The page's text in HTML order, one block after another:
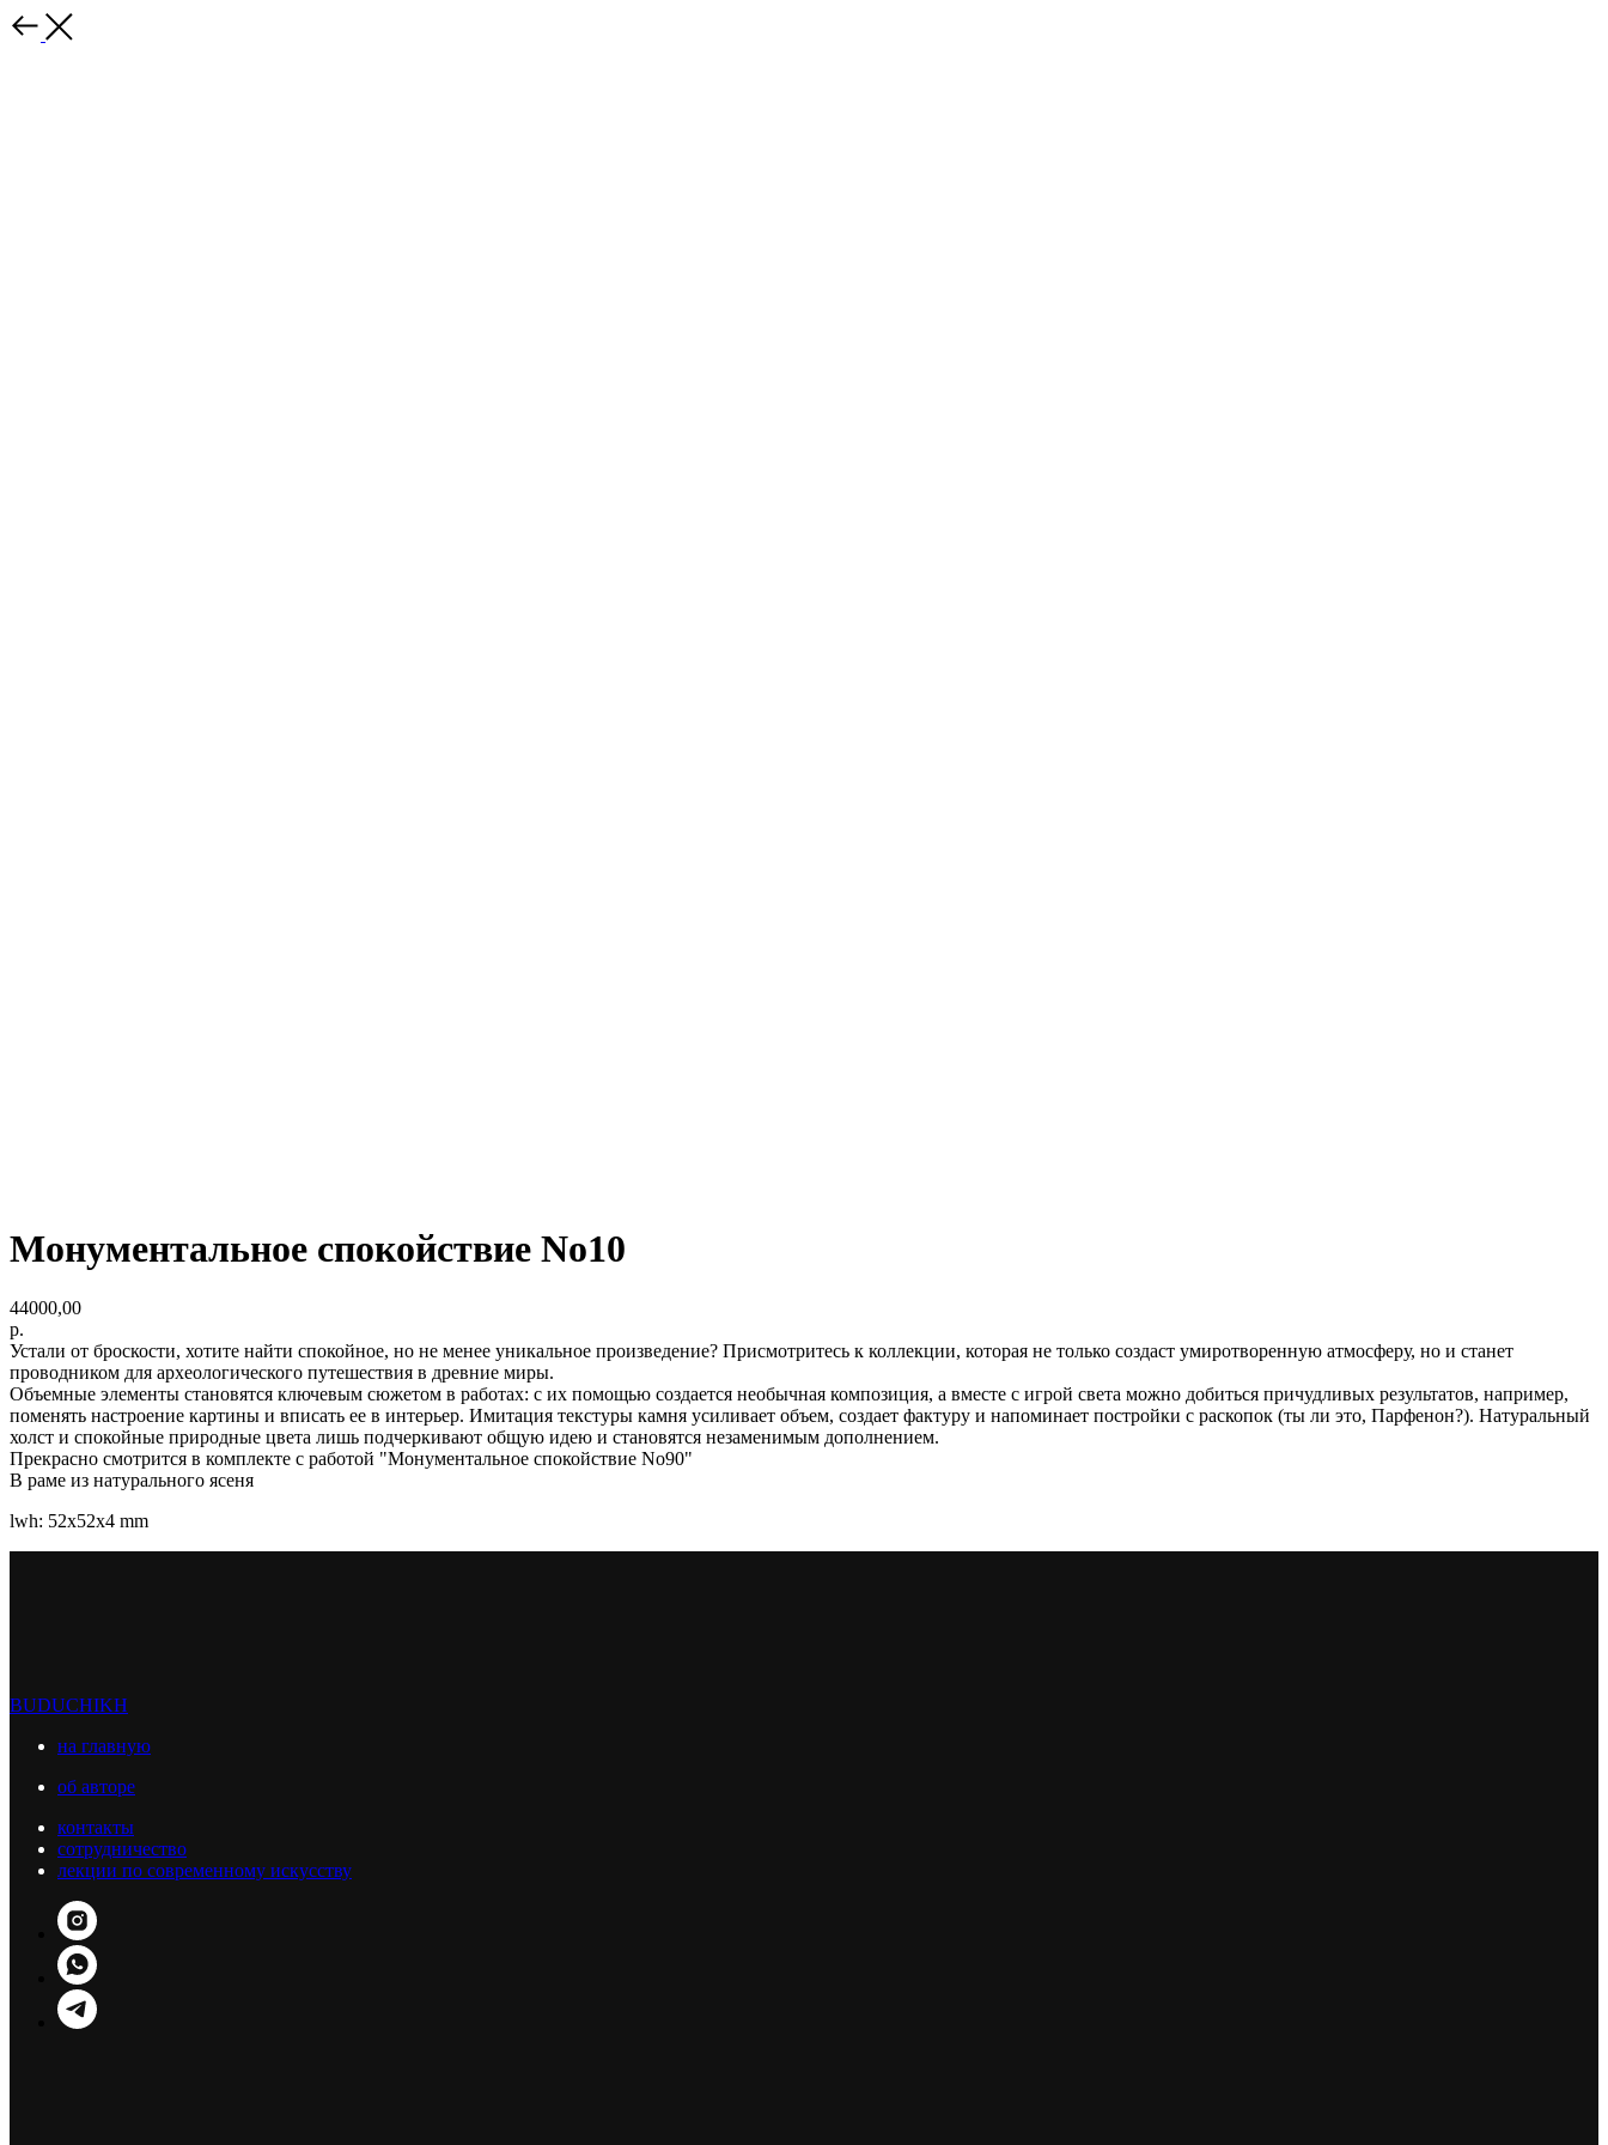
Монументальное спокойствие No10
44000,00
р.
Устали от броскости, хотите найти спокойное, но не менее уникальное произведение? Присмотритесь к коллекции, которая не только создаст умиротворенную атмосферу, но и станет
проводником для археологического путешествия в древние миры.
Объемные элементы становятся ключевым сюжетом в работах: с их помощью создается необычная композиция, а вместе с игрой света можно добиться причудливых результатов, например,
поменять настроение картины и вписать ее в интерьер. Имитация текстуры камня усиливает объем, создает фактуру и напоминает постройки с раскопок (ты ли это, Парфенон?). Натуральный
холст и спокойные природные цвета лишь подчеркивают общую идею и становятся незаменимым дополнением.
Прекрасно смотрится в комплекте с работой "Монументальное спокойствие No90"
В раме из натурального ясеня
lwh: 52x52x4 mm
BUDUCHIKH
на главную
об авторе
контакты
сотрудничество
лекции по современному искусству